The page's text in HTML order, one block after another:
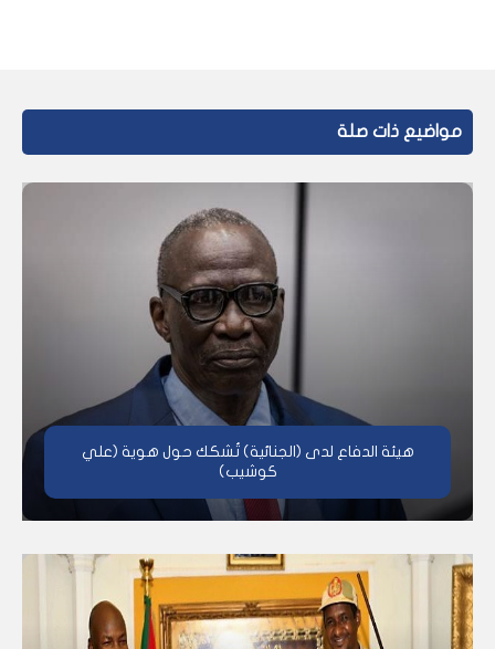
مواضيع ذات صلة
هيئة الدفاع لدى (الجنائية) تُشكك حول هوية (علي
كوشيب)